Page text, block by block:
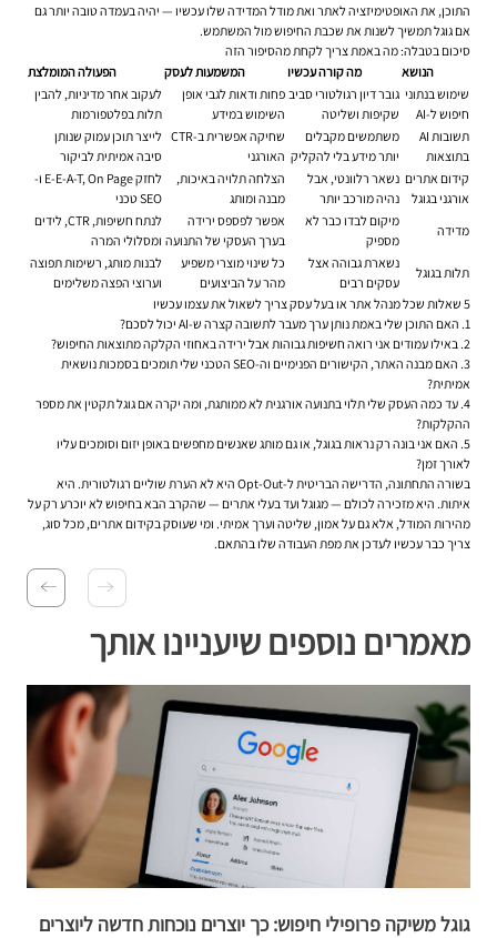
התוכן, את האופטימיזציה לאתר ואת מודל המדידה שלו עכשיו — יהיה בעמדה טובה יותר גם
אם גוגל תמשיך לשנות את שכבת החיפוש מול המשתמש.
סיכום בטבלה: מה באמת צריך לקחת מהסיפור הזה
הנושא
מה קורה עכשיו המשמעות לעסק
הפעולה המומלצת
שימוש בנתוני
חיפוש ל-AI
גובר דיון רגולטורי סביב
שקיפות ושליטה
פחות ודאות לגבי אופן
השימוש במידע
לעקוב אחר מדיניות, להבין
תלות בפלטפורמות
תשובות AI
בתוצאות
משתמשים מקבלים
יותר מידע בלי להקליק
שחיקה אפשרית ב-CTR
האורגני
לייצר תוכן עמוק שנותן
סיבה אמיתית לביקור
קידום אתרים
אורגני בגוגל
נשאר רלוונטי, אבל
נהיה מורכב יותר
הצלחה תלויה באיכות,
מבנה ומותג
לחזק E-E-A-T, On Page ו-
SEO טכני
מדידה
מיקום לבדו כבר לא
מספיק
אפשר לפספס ירידה
בערך העסקי של התנועה
לנתח חשיפות, CTR, לידים
ומסלולי המרה
תלות בגוגל
נשארת גבוהה אצל
עסקים רבים
כל שינוי מוצרי משפיע
מהר על הביצועים
לבנות מותג, רשימות תפוצה
וערוצי הפצה משלימים
5 שאלות שכל מנהל אתר או בעל עסק צריך לשאול את עצמו עכשיו
1. האם התוכן שלי באמת נותן ערך מעבר לתשובה קצרה ש-AI יכול לסכם?
2. באילו עמודים אני רואה חשיפות גבוהות אבל ירידה באחוזי הקלקה מתוצאות החיפוש?
3. האם מבנה האתר, הקישורים הפנימיים וה-SEO הטכני שלי תומכים בסמכות נושאית
אמיתית?
4. עד כמה העסק שלי תלוי בתנועה אורגנית לא ממותגת, ומה יקרה אם גוגל תקטין את מספר
ההקלקות?
5. האם אני בונה רק נראות בגוגל, או גם מותג שאנשים מחפשים באופן יזום וסומכים עליו
לאורך זמן?
בשורה התחתונה, הדרישה הבריטית ל-Opt-Out היא לא הערת שוליים רגולטורית. היא
איתות. היא מזכירה לכולם — מגוגל ועד בעלי אתרים — שהקרב הבא בחיפוש לא יוכרע רק על
מהירות המודל, אלא גם על אמון, שליטה וערך אמיתי. ומי שעוסק בקידום אתרים, מכל סוג,
צריך כבר עכשיו לעדכן את מפת העבודה שלו בהתאם.
מאמרים נוספים שיעניינו אותך
גוגל משיקה פרופילי חיפוש: כך יוצרים נוכחות חדשה ליוצרים